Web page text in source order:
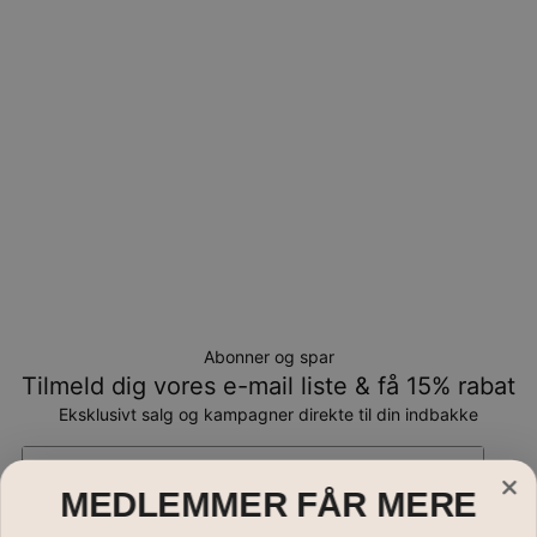
Abonner og spar
Tilmeld dig vores e-mail liste & få 15% rabat
Eksklusivt salg og kampagner direkte til din indbakke
MEDLEMMER FÅR MERE